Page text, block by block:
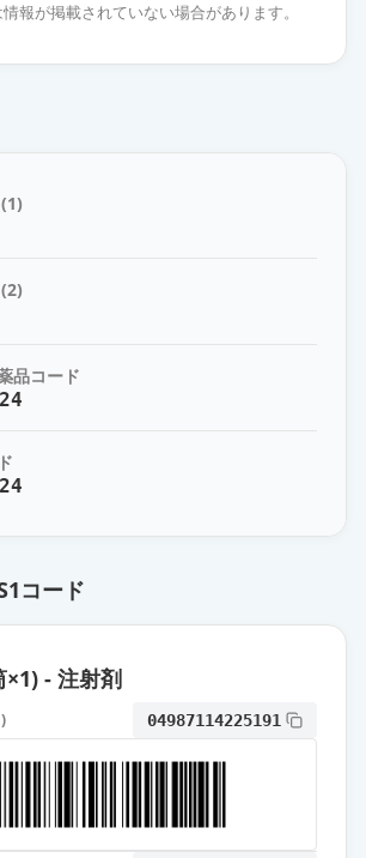
報が掲載されていない場合があります。
品コード
コード
×1) - 注射剤
04987114225191